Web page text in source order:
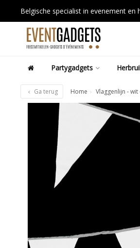
Belgische specialist in evenement en
Partygadgets
Ga terug Home Vlaggenlijn - wit